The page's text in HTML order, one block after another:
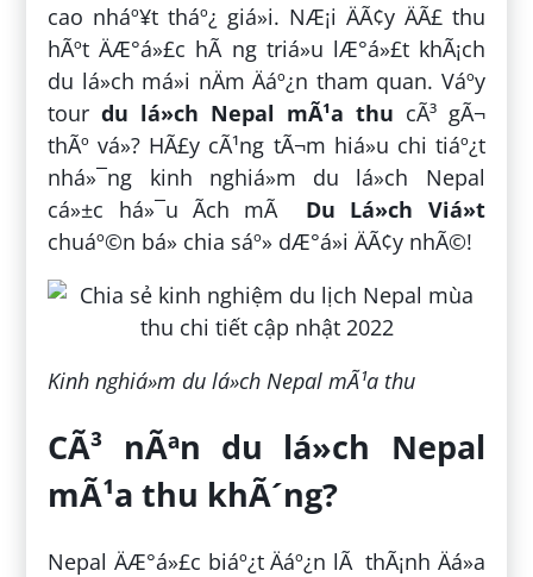
cao nháº¥t tháº¿ giá»i. NÆ¡i ÄÃ¢y ÄÃ£ thu
hÃºt ÄÆ°á»£c hÃ ng triá»u lÆ°á»£t khÃ¡ch
du lá»ch má»i nÄm Äáº¿n tham quan. Váº­y
tourdu lá»ch Nepal mÃ¹a thu cÃ³ gÃ¬
thÃº vá»? HÃ£y cÃ¹ng tÃ¬m hiá»u chi tiáº¿t
nhá»¯ng kinh nghiá»m du lá»ch Nepal
cá»±c há»¯u Ã­ch mÃ Du Lá»ch Viá»t
chuáº©n bá» chia sáº» dÆ°á»i ÄÃ¢y nhÃ©!
Kinh nghiá»m du lá»ch Nepal mÃ¹a thu
CÃ³ nÃªn du lá»ch Nepal
mÃ¹a thu khÃ´ng?
Nepal ÄÆ°á»£c biáº¿t Äáº¿n lÃ thÃ¡nh Äá»a